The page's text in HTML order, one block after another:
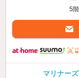
5
マリナー